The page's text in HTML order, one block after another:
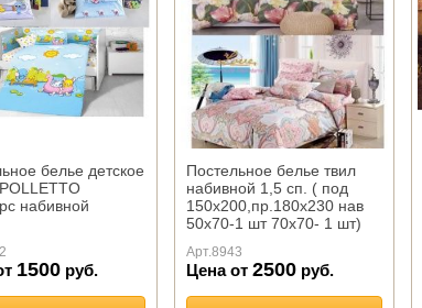
белье детское
набивной
1500 руб.
Постельное белье твил
набивной 1,5 сп. ( под
150х200,пр.180х230 нав
50х70-1 шт 70х70- 1 шт)
Арт.8943
Цена от2500 руб.